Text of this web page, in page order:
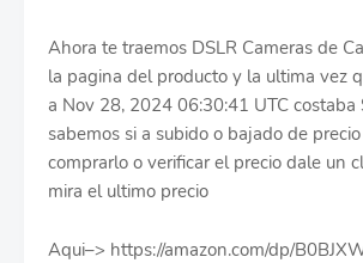
Ahora te traemos DSLR Cameras de
la pagina del producto y la ultima vez
a Nov 28, 2024 06:30:41 UTC
sabemos si a subido o bajado de
comprarlo o verificar el precio dale un
mira el ultimo precio
Aqui–> https://amazon.com/dp/